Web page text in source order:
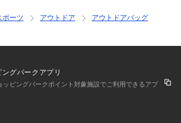
ポーツ アウトドア
アウトドアバッグ
グパークアプリ
ッピングパークポイント対象施設でご利用できるアプ